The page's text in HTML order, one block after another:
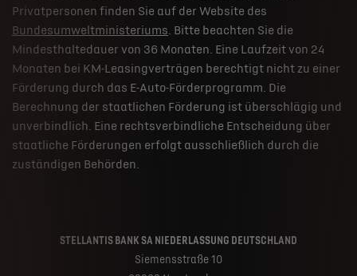
Privatpersonen finden Sie auf der Website des
Bundesumweltministeriums. Bitte beachten Sie die
Mindesthaltedauer von 36 Monaten. Eine Laufzeit von 24
Monaten bei KM-Leasingverträgen berechtigt nicht zu einer
Förderung durch das E-Auto-Förderprogramm. Die
Berechnung der staatlichen Förderung ist überschlägig und
unverbindlich. Eine rechtsverbindliche Entscheidung über
staatliche Förderungen erfolgt ausschließlich durch die
zuständigen Behörden.
STELLANTIS BANK SA NIEDERLASSUNG DEUTSCHLAND
Siemensstraße 10